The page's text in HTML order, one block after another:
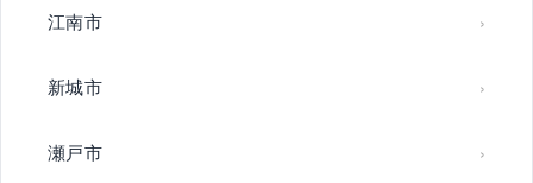
江南市
新城市
瀬戸市